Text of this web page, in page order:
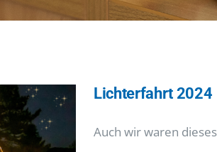
Lichterfahrt 2024
Auch wir waren